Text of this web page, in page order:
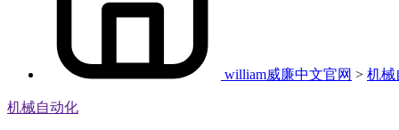
william威廉中文官网 > 机械
机械自动化